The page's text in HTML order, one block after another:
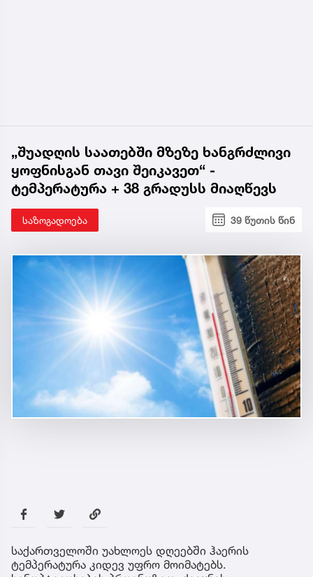
„შუადღის საათებში მზეზე ხანგრძლივი
ყოფნისგან თავი შეიკავეთ“ -
ტემპერატურა + 38 გრადუსს მიაღწევს
საზოგადოება 39 წუთის წინ
საქართველოში უახლოეს დღეებში ჰაერის
ტემპერატურა კიდევ უფრო მოიმატებს.